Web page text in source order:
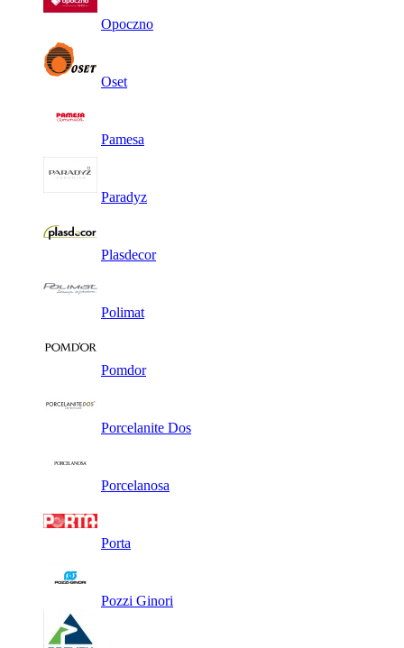
Opoczno
Oset
Pamesa
Paradyz
Plasdecor
Polimat
Pomdor
Porcelanite Dos
Porcelanosa
Porta
Pozzi Ginori